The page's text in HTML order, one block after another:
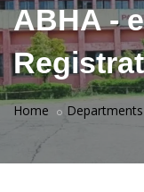
ABHA -
Home Departments